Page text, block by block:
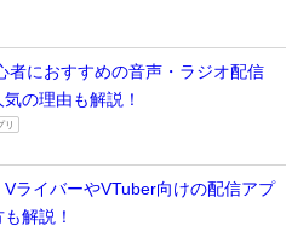
者におすすめの音声・ラジオ配信
の理由も解説！
VライバーやVTuber向けの配信アプ
解説！